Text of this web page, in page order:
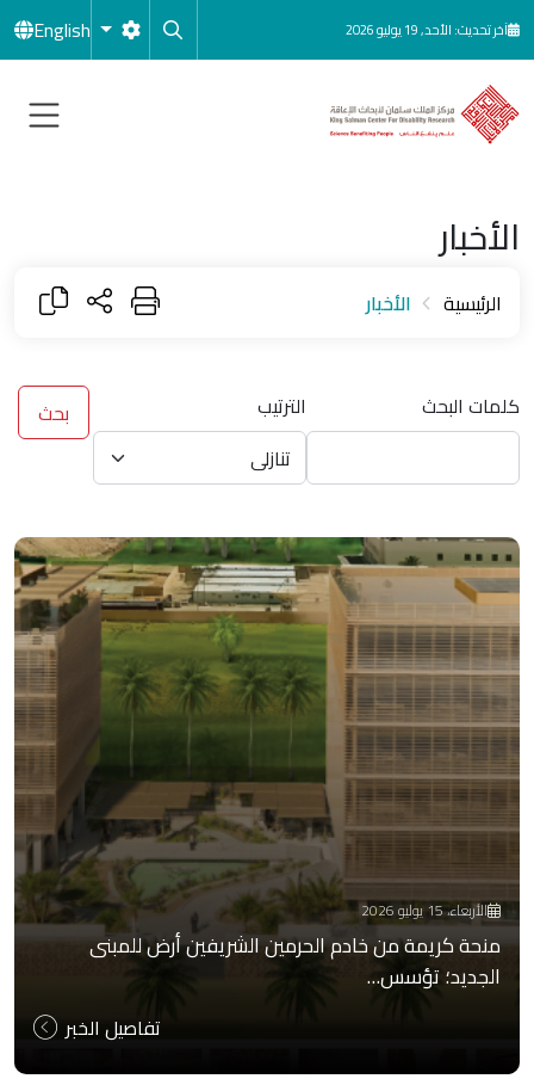
تجاوز إلى المحتوى الرئيسي
آخر تحديث: الأحد, 19 يوليو 2026 English
الأخبار
الرئيسية الأخبار
كلمات البحث الترتيب بحث
الأربعاء، 15 يوليو 2026
منحة كريمة من خادم الحرمين الشريفين أرض للمبنى
الجديد؛ تؤسس…
تفاصيل الخبر